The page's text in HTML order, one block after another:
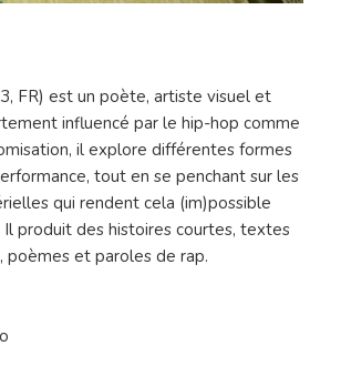
FR) est un poète, artiste visuel et
influencé par le hip-hop comme
il explore différentes formes
tout en se penchant sur les
qui rendent cela (im)possible
Il produit des histoires courtes, textes
poèmes et paroles de rap.